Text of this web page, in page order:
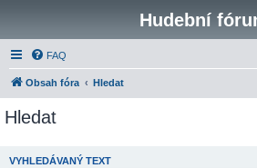
Hudební
FAQ
Obsah fóra Hledat
Hledat
VYHLEDÁVANÝ TEXT